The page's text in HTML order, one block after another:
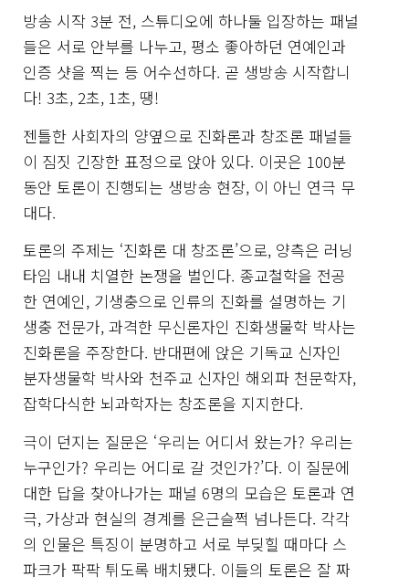
방송 시작 3분 전, 스튜디오에 하나둘 입장하는 패널
들은 서로 안부를 나누고, 평소 좋아하던 연예인과
인증 샷을 찍는 등 어수선하다. 곧 생방송 시작합니
다! 3초, 2초, 1초, 땡!
젠틀한 사회자의 양옆으로 진화론과 창조론 패널들
이 짐짓 긴장한 표정으로 앉아 있다. 이곳은 100분
동안 토론이 진행되는 생방송 현장, 이 아닌 연극 무
대다.
토론의 주제는 ‘진화론 대 창조론’으로, 양측은 러닝
타임 내내 치열한 논쟁을 벌인다. 종교철학을 전공
한 연예인, 기생충으로 인류의 진화를 설명하는 기
생충 전문가, 과격한 무신론자인 진화생물학 박사는
진화론을 주장한다. 반대편에 앉은 기독교 신자인
분자생물학 박사와 천주교 신자인 해외파 천문학자,
잡학다식한 뇌과학자는 창조론을 지지한다.
극이 던지는 질문은 ‘우리는 어디서 왔는가? 우리는
누구인가? 우리는 어디로 갈 것인가?’다. 이 질문에
대한 답을 찾아나가는 패널 6명의 모습은 토론과 연
극, 가상과 현실의 경계를 은근슬쩍 넘나든다. 각각
의 인물은 특징이 분명하고 서로 부딪힐 때마다 스
파크가 팍팍 튀도록 배치됐다. 이들의 토론은 잘 짜